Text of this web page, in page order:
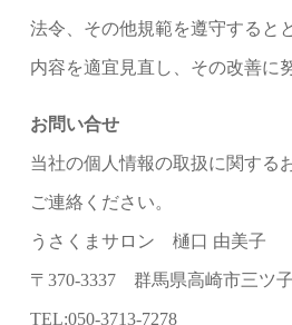
法令、その他規範を遵守すると
内容を適宜見直し、その改善に
お問い合せ
当社の個人情報の取扱に関する
ご連絡ください。
うさくまサロン 樋口 由美子
〒370-3337 群馬県高崎市三ツ
TEL:050-3713-7278